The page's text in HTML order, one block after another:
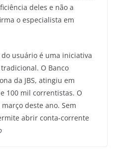
deles e não a
o especialista em
usuário é uma iniciativa
O Banco
da JBS, atingiu em
100 mil correntistas. O
deste ano. Sem
abrir conta-corrente